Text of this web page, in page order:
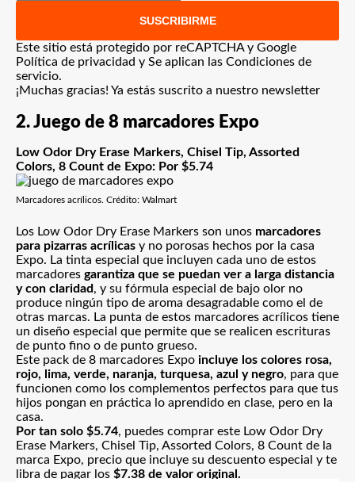
SUSCRIBIRME
Este sitio está protegido por reCAPTCHA y Google
Política de privacidad y Se aplican las Condiciones de
servicio.
¡Muchas gracias! Ya estás suscrito a nuestro newsletter
2. Juego de 8 marcadores Expo
Low Odor Dry Erase Markers, Chisel Tip, Assorted
Colors, 8 Count de Expo: Por $5.74
Marcadores acrílicos. Crédito: Walmart
Los Low Odor Dry Erase Markers son unos marcadores
para pizarras acrílicas y no porosas hechos por la casa
Expo. La tinta especial que incluyen cada uno de estos
marcadores garantiza que se puedan ver a larga distancia
y con claridad, y su fórmula especial de bajo olor no
produce ningún tipo de aroma desagradable como el de
otras marcas. La punta de estos marcadores acrílicos tiene
un diseño especial que permite que se realicen escrituras
de punto fino o de punto grueso.
Este pack de 8 marcadores Expo incluye los colores rosa,
rojo, lima, verde, naranja, turquesa, azul y negro, para que
funcionen como los complementos perfectos para que tus
hijos pongan en práctica lo aprendido en clase, pero en la
casa.
Por tan solo $5.74, puedes comprar este Low Odor Dry
Erase Markers, Chisel Tip, Assorted Colors, 8 Count de la
marca Expo, precio que incluye su descuento especial y te
libra de pagar los $7.38 de valor original.